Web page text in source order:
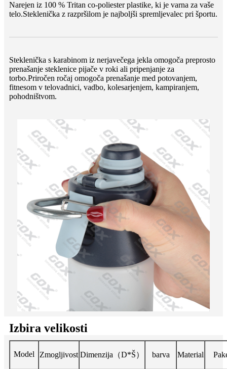
Narejen iz 100 % Tritan co-poliester plastike, ki je varna za vaše
telo.Steklenička z razpršilom je najboljši spremljevalec pri športu.
Steklenička s karabinom iz nerjavečega jekla omogoča preprosto
prenašanje steklenice pijače v roki ali pripenjanje za
torbo.Priročen ročaj omogoča prenašanje med potovanjem,
fitnesom v telovadnici, vadbo, kolesarjenjem, kampiranjem,
pohodništvom.
Izbira velikosti
Model Zmogljivost Dimenzija（D*Š） barva Material